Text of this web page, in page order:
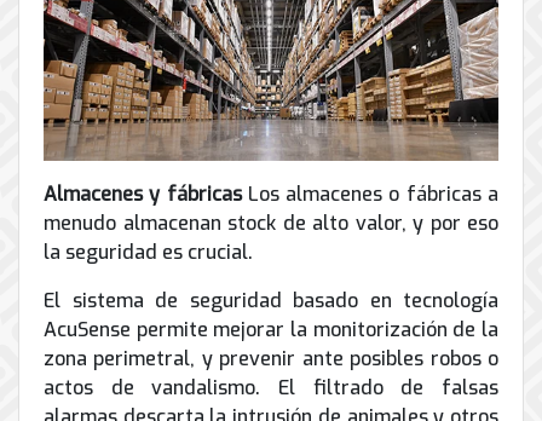
Almacenes y fábricasLos almacenes o fábricas a
menudo almacenan stock de alto valor, y por eso
la seguridad es crucial.
El sistema de seguridad basado en tecnología
AcuSense permite mejorar la monitorización de la
zona perimetral, y prevenir ante posibles robos o
actos de vandalismo. El filtrado de falsas